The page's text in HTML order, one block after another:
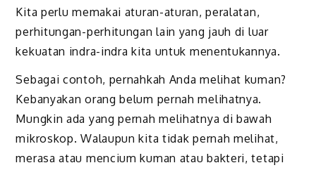
Kita perlu memakai aturan-aturan, peralatan,
perhitungan-perhitungan lain yang jauh di luar
kekuatan indra-indra kita untuk menentukannya.
Sebagai contoh, pernahkah Anda melihat kuman?
Kebanyakan orang belum pernah melihatnya.
Mungkin ada yang pernah melihatnya di bawah
mikroskop. Walaupun kita tidak pernah melihat,
merasa atau mencium kuman atau bakteri, tetapi